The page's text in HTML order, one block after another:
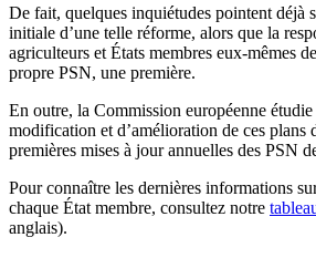
De fait, quelques inquiétudes pointent déjà
initiale d’une telle réforme, alors que la
agriculteurs et États membres eux-mêmes
propre PSN, une première.
En outre, la Commission européenne
modification et d’amélioration de ces plans
premières mises à jour annuelles des PSN
Pour connaître les dernières informations
chaque État membre, consultez notre
anglais).